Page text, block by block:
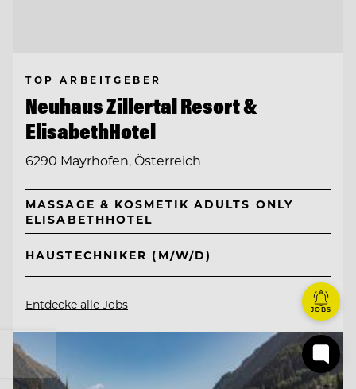
TOP ARBEITGEBER
Neuhaus Zillertal Resort &
ElisabethHotel
6290 Mayrhofen, Österreich
MASSAGE & KOSMETIK ADULTS ONLY
ELISABETHHOTEL
HAUSTECHNIKER (M/W/D)
Entdecke alle Jobs JOBS